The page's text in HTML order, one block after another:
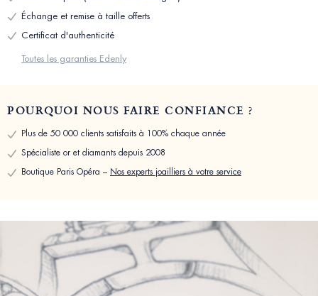
Échange et remise à taille offerts
Certificat d'authenticité
Toutes les garanties Edenly
POURQUOI NOUS FAIRE CONFIANCE ?
Plus de 50 000 clients satisfaits à 100% chaque année
Spécialiste or et diamants depuis 2008
Boutique Paris Opéra – Nos experts joailliers à votre service